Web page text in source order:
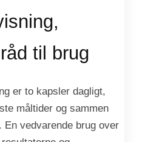
til brug
er to kapsler dagligt,
måltider og sammen
vedvarende brug over